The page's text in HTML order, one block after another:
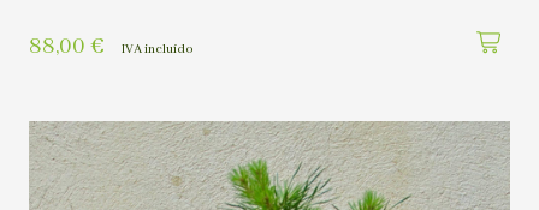
88,00 € IVA incluído